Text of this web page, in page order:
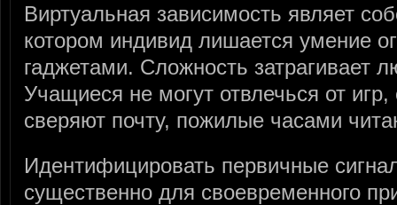
Виртуальная зависимость являет
котором индивид лишается умение
гаджетами. Сложность затрагивает
Учащиеся не могут отвлечься от
сверяют почту, пожилые часами
Идентифицировать первичные
существенно для своевременного